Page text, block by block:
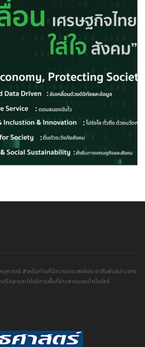
ตุการณ์ สำหรับท่านที่มีความประสงค์ประชาสัมพันธ์ข่าวสาร
ปรึกษาและให้บริการพื้นที่ข่าวสารบนหน้าเว็บไซต์